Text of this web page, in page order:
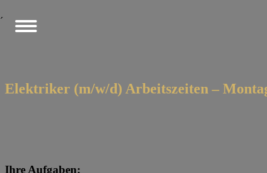
´
Elektriker (m/w/d) Arbeitszeiten –
Ihre Aufgaben: